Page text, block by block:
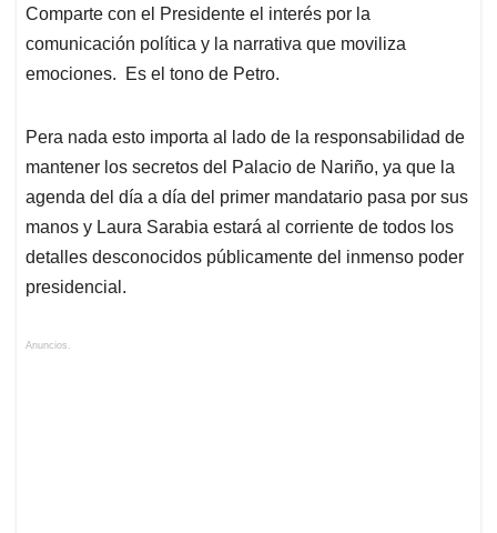
Comparte con el Presidente el interés por la
comunicación política y la narrativa que moviliza
emociones. Es el tono de Petro.
Pera nada esto importa al lado de la responsabilidad de
mantener los secretos del Palacio de Nariño, ya que la
agenda del día a día del primer mandatario pasa por sus
manos y Laura Sarabia estará al corriente de todos los
detalles desconocidos públicamente del inmenso poder
presidencial.
Anuncios.